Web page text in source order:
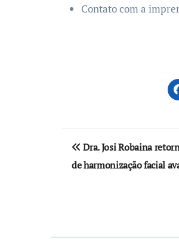
Contato com a
Navegação
de
Dra. Josi Robaina
de harmonização facial